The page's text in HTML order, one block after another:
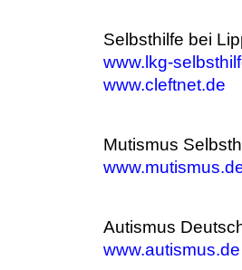
Selbsthilfe bei
www.lkg-
www.cleftnet.de
Mutismus
Autismus
www.autismus.de